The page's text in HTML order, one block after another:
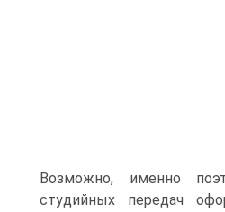
Возможно, именно
студийных передач